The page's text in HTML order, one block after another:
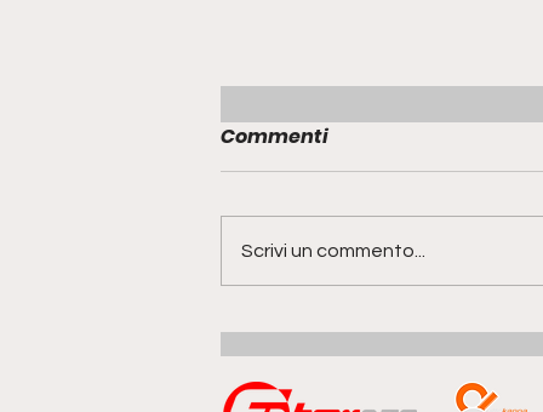
Range Rover GT | la quinta
anima della famiglia
guarda al futuro del gran
Commenti
Scrivi un commento...